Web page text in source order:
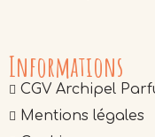
Informations
CGV Archipel
Mentions légales